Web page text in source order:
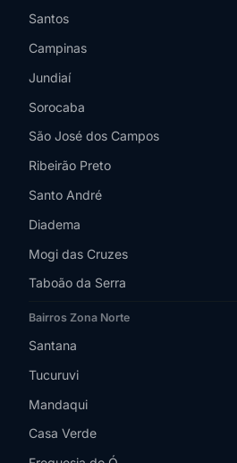
Santos
Campinas
Jundiaí
Sorocaba
São José dos Campos
Ribeirão Preto
Santo André
Diadema
Mogi das Cruzes
Taboão da Serra
Bairros Zona Norte
Santana
Tucuruvi
Mandaqui
Casa Verde